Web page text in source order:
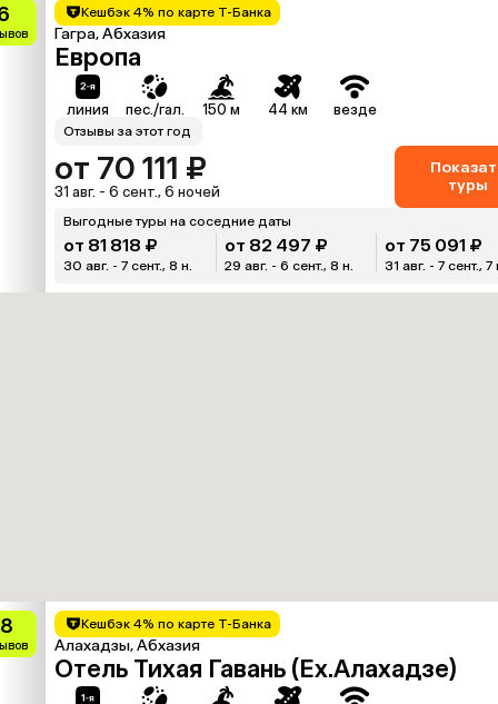
Кешбэк 4% по карте Т-Банка
Гагра, Абхазия
Европа
линия пес./гал. 150 м 44 км везде
Отзывы за этот год
от 70 111 ₽
31 авг. - 6 сент., 6 ночей
туры
Выгодные туры на соседние даты
от 81 818 ₽
30 авг. - 7 сент., 8 н.
от 82 497 ₽
29 авг. - 6 сент., 8 н.
от 75 091 ₽
31 авг. - 7 сент., 7
Кешбэк 4% по карте Т-Банка
Алахадзы, Абхазия
Отель Тихая Гавань (Ex.Алахадзе)